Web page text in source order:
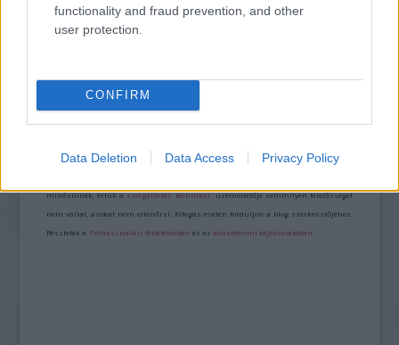
functionality and fraud prevention, and other
user protection.
CONFIRM
Data Deletion Data Access Privacy Policy
BLUE HERON: MAGYAR KÖZREMŰKÖDÉSSEL
KÉSZÜLT FILM LETT A LEGJOBB ELSŐFILM
Kommentek:
minősülnek, értük aszolgáltatás technikaiüzemeltetője semmilyen felelősséget
nem vállal, azokat nem ellenőrzi. Kifogás esetén forduljon a blog szerkesztőjéhez.
Részletek a Felhasználási feltételekben és azadatvédelmi tájékoztatóban